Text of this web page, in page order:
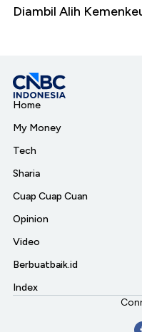
Diambil Alih
Home
My Money
Tech
Sharia
Cuap Cuap Cuan
Opinion
Video
Berbuatbaik.id
Index